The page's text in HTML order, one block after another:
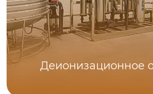
Деионизационное